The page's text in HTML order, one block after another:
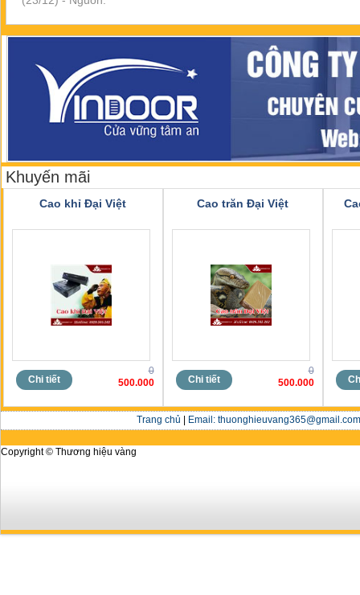
Khuyến mãi
Cao khỉ Đại Việt
Chi tiết
0
500.000
Cao trăn Đại Việt
Chi tiết
0
500.000
Trang chủ Email:
Copyright © Thương hiệu vàng